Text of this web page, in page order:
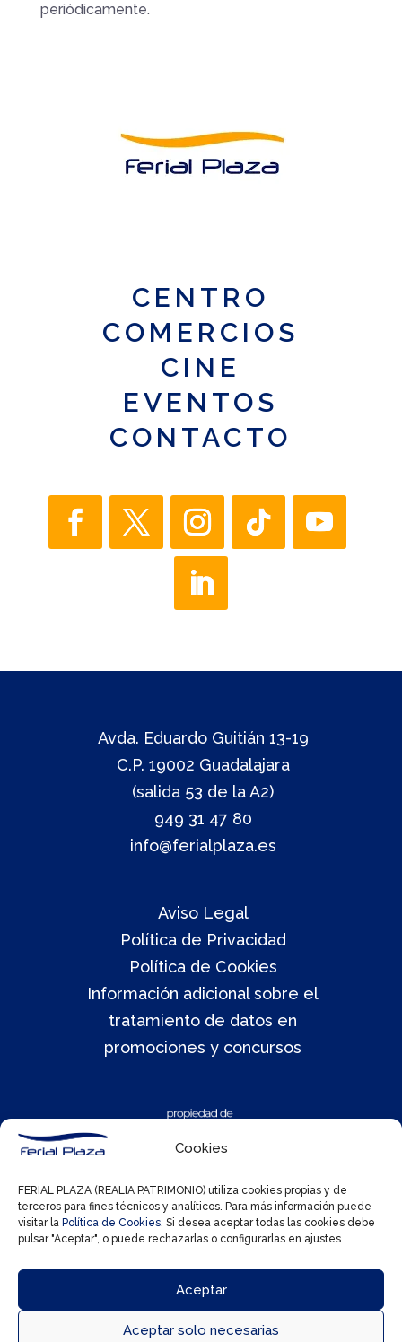
Cookies
FERIAL PLAZA (REALIA PATRIMONIO) utiliza cookies propias y de
terceros para fines técnicos y analíticos. Para más información puede
visitar la Política de Cookies. Si desea aceptar todas las cookies debe
pulsar "Aceptar", o puede rechazarlas o configurarlas en ajustes.
Aceptar
Aceptar solo necesarias
periódicamente.
CENTRO
COMERCIOS
CINE
EVENTOS
CONTACTO
Avda. Eduardo Guitián 13-19
C.P. 19002 Guadalajara
(salida 53 de la A2)
949 31 47 80
info@ferialplaza.es
Aviso Legal
Política de Privacidad
Política de Cookies
Información adicional sobre el
tratamiento de datos en
promociones y concursos